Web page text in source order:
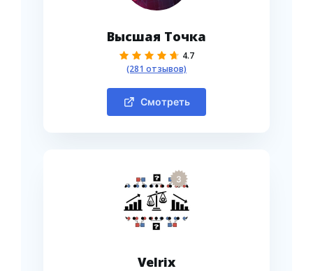
Высшая Точка
4.7
(281 отзывов)
Смотреть
3
Velrix